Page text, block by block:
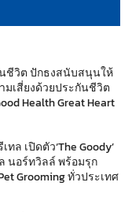
นชีวิต ปักธงสนับสนุนให้
เสี่ยงด้วยประกันชีวิต
Health Great Heart
ล เปิดตัว‘The Goody’
นอร์ทวิลล์ พร้อมรุก
Grooming ทั่วประเทศ